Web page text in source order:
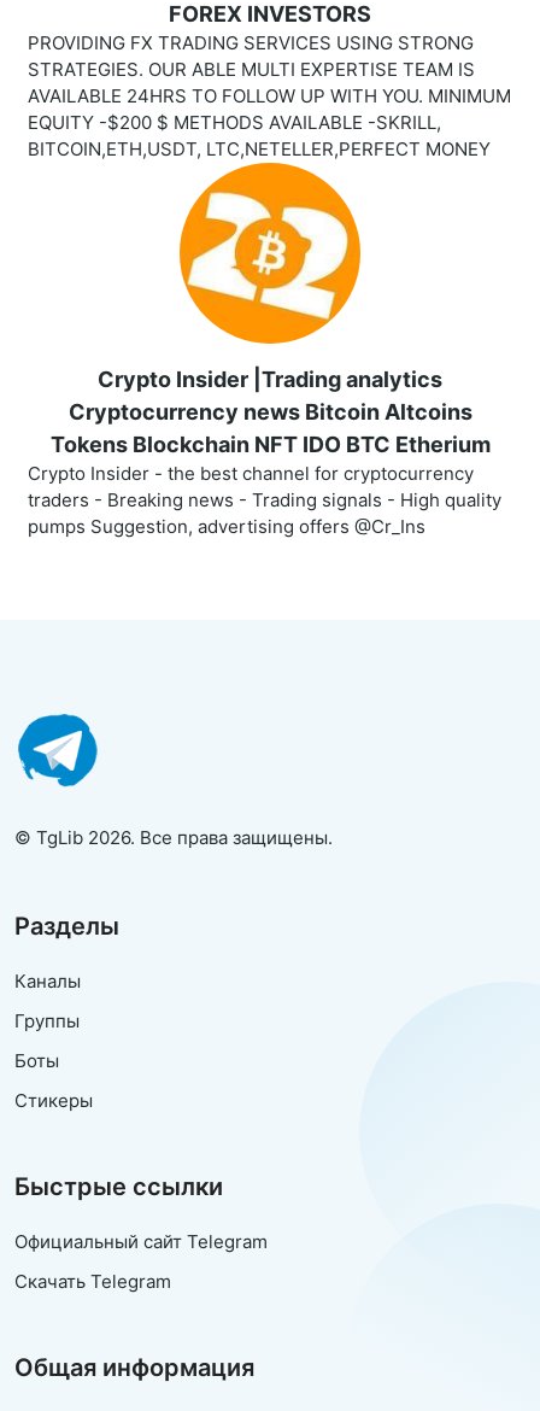
FOREX INVESTORS
PROVIDING FX TRADING SERVICES USING STRONG
STRATEGIES. OUR ABLE MULTI EXPERTISE TEAM IS
AVAILABLE 24HRS TO FOLLOW UP WITH YOU. MINIMUM
EQUITY -$200 $ METHODS AVAILABLE -SKRILL,
BITCOIN,ETH,USDT, LTC,NETELLER,PERFECT MONEY
Crypto Insider |Trading analytics
Cryptocurrency news Bitcoin Altcoins
Tokens Blockchain NFT IDO BTC Etherium
Crypto Insider - the best channel for cryptocurrency
traders - Breaking news - Trading signals - High quality
pumps Suggestion, advertising offers @Cr_Ins
© TgLib 2026. Все права защищены.
Разделы
Каналы
Группы
Боты
Стикеры
Быстрые ссылки
Официальный сайт Telegram
Скачать Telegram
Общая информация